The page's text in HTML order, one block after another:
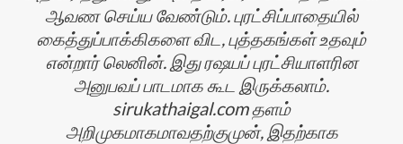
ஆவண செய்ய வேண்டும். புரட்சிப்பாதையில்
கைத்துப்பாக்கிகளை விட, புத்தகங்கள் உதவும்
என்றார் லெனின். இது ரஷயப் புரட்சியாளரின
அனுபவப் பாடமாக கூட இருக்கலாம்.
sirukathaigal.com தளம்
அறிமுகமாகமாவதற்குமுன், இதற்காக